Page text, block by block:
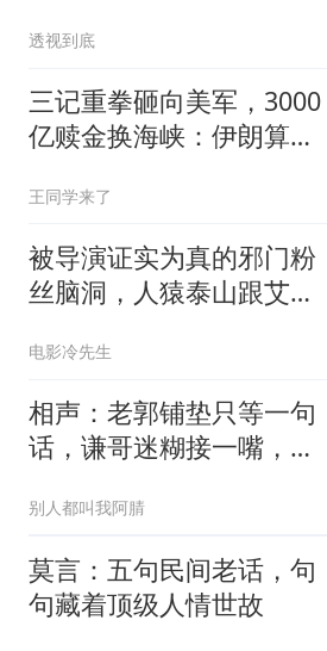
透视到底
三记重拳砸向美军，3000
亿赎金换海峡：伊朗算准
王同学来了
被导演证实为真的邪门粉
丝脑洞，人猿泰山跟艾莎
电影冷先生
相声：老郭铺垫只等一句
话，谦哥迷糊接一嘴，包
别人都叫我阿腈
莫言：五句民间老话，句
句藏着顶级人情世故